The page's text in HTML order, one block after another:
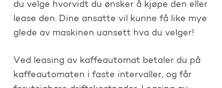
du velge hvorvidt du ønsker å kjøpe den eller
lease den. Dine ansatte vil kunne få like mye
glede av maskinen uansett hva du velger!
Ved leasing av kaffeautomat betaler du på
kaffeautomaten i faste intervaller, og får